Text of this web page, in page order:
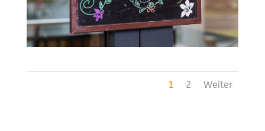
1 2 Weiter